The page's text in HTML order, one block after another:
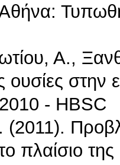
Αθήνα:
Α.,
ουσίες
- HBSC
πλαίσιο της